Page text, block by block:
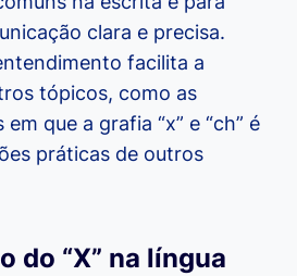
clara e precisa.
facilita a
tópicos, como as
que a grafia “x” e “ch” é
práticas de outros
do “X” na língua